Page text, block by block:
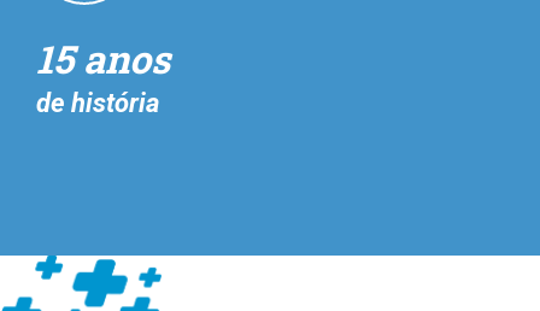
15 anos
de história